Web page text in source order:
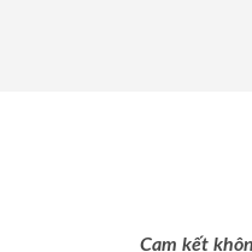
Cam kết